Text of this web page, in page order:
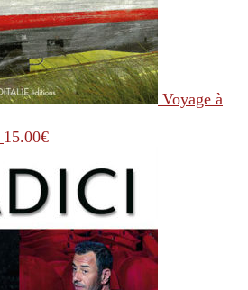
Voyage à
15.00€